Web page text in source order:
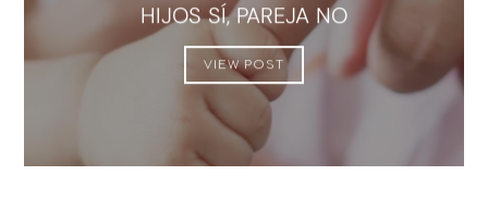
HIJOS SÍ, PAREJA NO
VIEW POST